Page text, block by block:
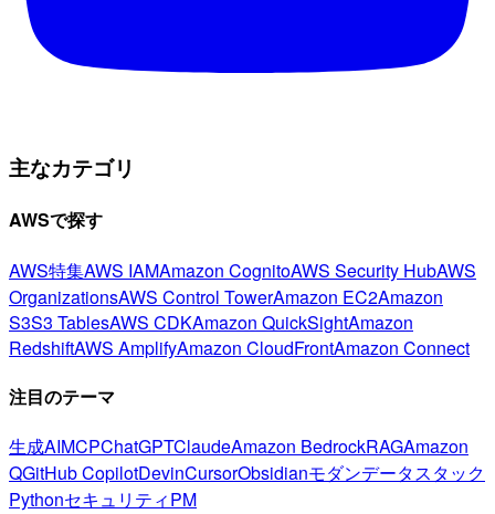
主なカテゴリ
AWSで探す
AWS特集AWS IAMAmazon CognitoAWS Security HubAWS
OrganizationsAWS Control TowerAmazon EC2Amazon
S3S3 TablesAWS CDKAmazon QuickSightAmazon
RedshiftAWS AmplifyAmazon CloudFrontAmazon Connect
注目のテーマ
生成AIMCPChatGPTClaudeAmazon BedrockRAGAmazon
QGitHub CopilotDevinCursorObsidianモダンデータスタック
PythonセキュリティPM